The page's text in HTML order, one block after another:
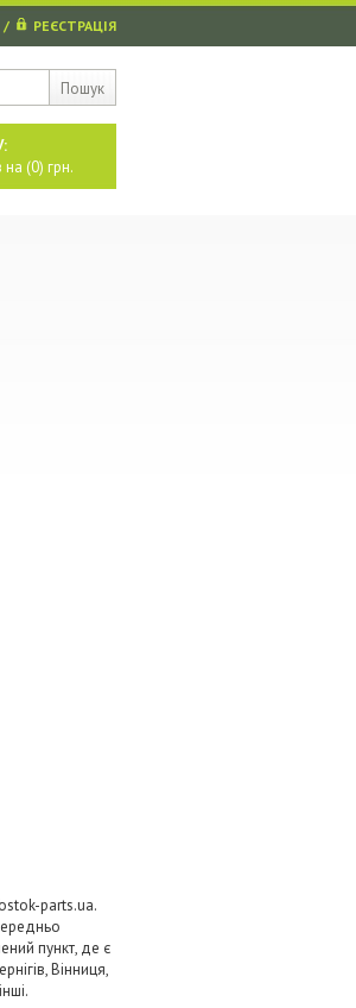
Пошук
/ РЕЄСТРАЦІЯ
на (0) грн.
parts.ua.
пункт, де є
Вінниця,